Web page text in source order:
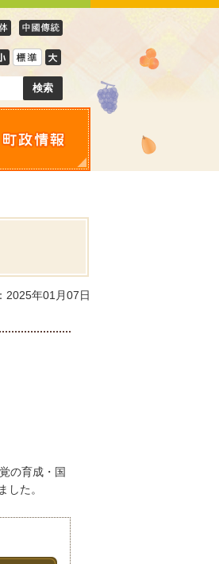
2025年01月07日
の育成・国
した。